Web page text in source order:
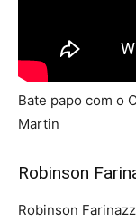
Bate papo com o
Martin
Robinson
Robinson